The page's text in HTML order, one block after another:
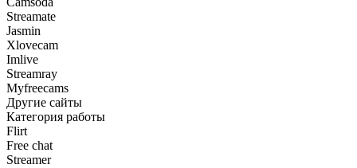
Streamate
Jasmin
Xlovecam
Imlive
Streamray
Myfreecams
Другие сайты
Категория работы
Flirt
Free chat
Streamer